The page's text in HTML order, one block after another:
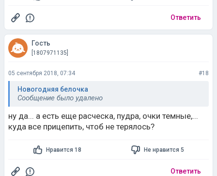
Ответить
Гость
[1807971135]
05 сентября 2018, 07:34 #18
Новогодняя белочка
Сообщение было удалено
ну да... а есть еще расческа, пудра, очки темные,...
куда все прицепить, чтоб не терялось?
Нравится 18 Не нравится 5
Ответить